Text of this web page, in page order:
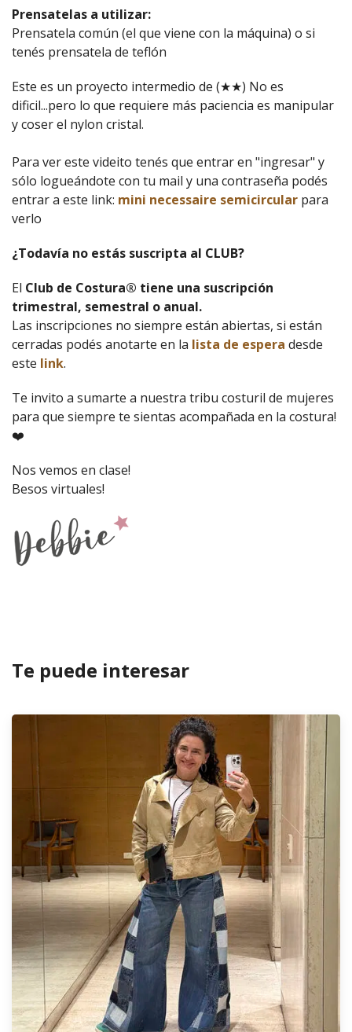
Prensatelas a utilizar:
Prensatela común (el que viene con la máquina) o si
tenés prensatela de teflón
Este es un proyecto intermedio de (★★) No es
dificil...pero lo que requiere más paciencia es manipular
y coser el nylon cristal.
Para ver este videito tenés que entrar en "ingresar" y
sólo logueándote con tu mail y una contraseña podés
entrar a este link: mini necessaire semicircular para
verlo
¿Todavía no estás suscripta al CLUB?
El Club de Costura® tiene una suscripción
trimestral, semestral o anual.
Las inscripciones no siempre están abiertas, si están
cerradas podés anotarte en la lista de espera desde
este link.
Te invito a sumarte a nuestra tribu costuril de mujeres
para que siempre te sientas acompañada en la costura!
❤️
Nos vemos en clase!
Besos virtuales!
Te puede interesar